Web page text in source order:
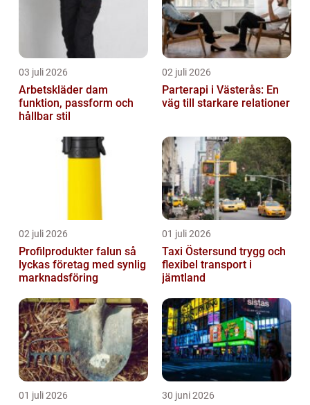
03 juli 2026
Arbetskläder dam
funktion, passform och
hållbar stil
02 juli 2026
Parterapi i Västerås: En
väg till starkare relationer
02 juli 2026
Profilprodukter falun så
lyckas företag med synlig
marknadsföring
01 juli 2026
Taxi Östersund trygg och
flexibel transport i
jämtland
01 juli 2026 30 juni 2026